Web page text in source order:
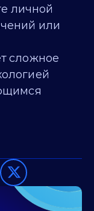
личной
или
сложное